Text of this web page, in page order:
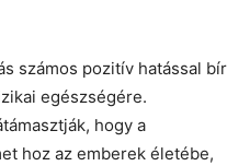
számos pozitív hatással bír
egészségére.
hogy a
hoz az emberek életébe,